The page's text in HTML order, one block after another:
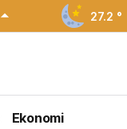
27.2 °
Ekonomi